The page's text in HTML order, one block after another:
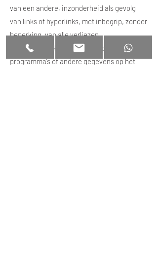
van een andere, inzonderheid als gevolg
van links of hyperlinks, met inbegrip, zonder
beperking, van alle verliezen,
werkonderbrekingen, beschadiging van
programma’s of andere gegevens op het